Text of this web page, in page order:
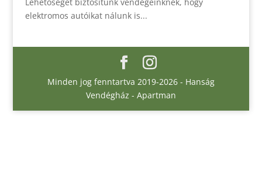
elektromos autóikat nálunk is...
Minden jog fenntartva 2019-2026 - Hanság
Vendégház - Apartman